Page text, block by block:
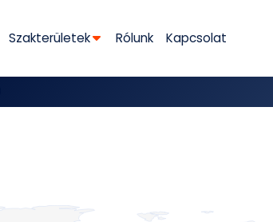
Szakterületek Rólunk Kapcsolat